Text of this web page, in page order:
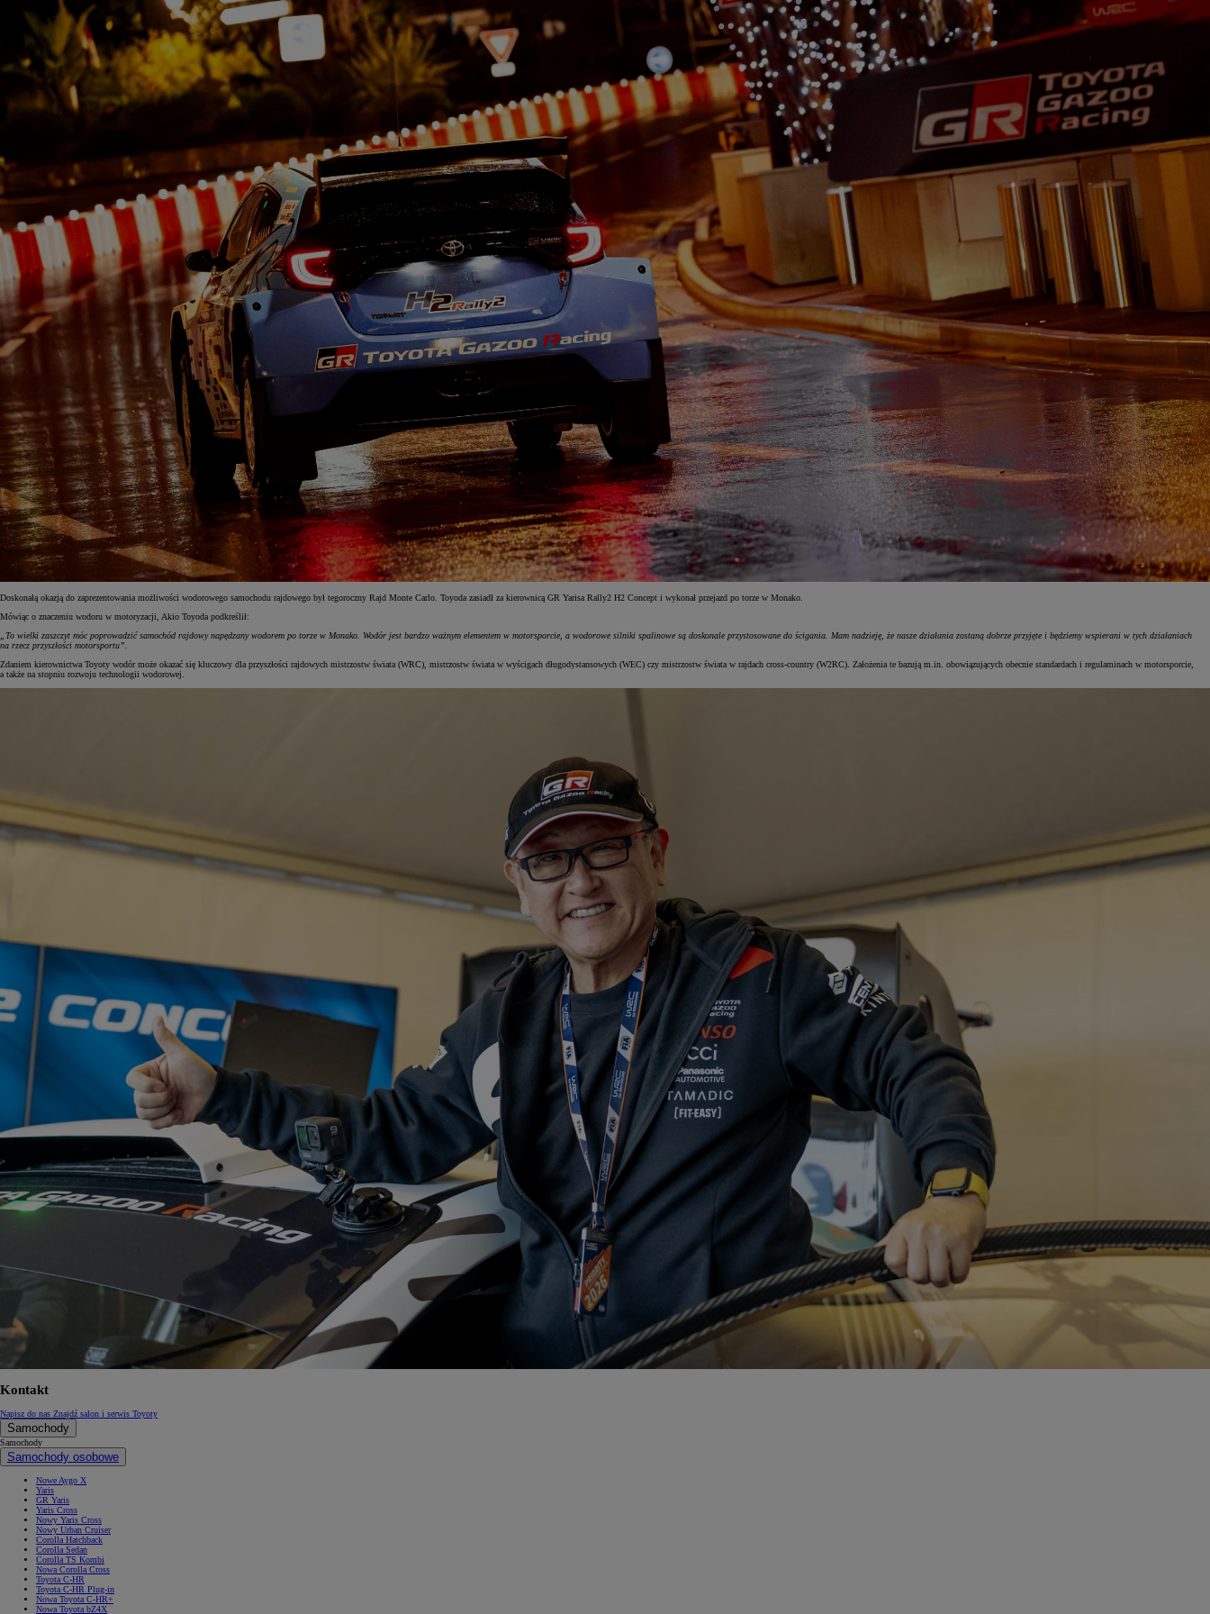
105 300 zł
Doskonałą okazją do zaprezentowania możliwości wodorowego samochodu rajdowego był tegoroczny Rajd Monte Carlo. Toyoda zasiadł za kierownicą GR Yarisa Rally2 H2 Concept i wykonał przejazd po torze w Monako.
Mówiąc o znaczeniu wodoru w motoryzacji, Akio Toyoda podkreślił:
„To wielki zaszczyt móc poprowadzić samochód rajdowy napędzany wodorem po torze w Monako. Wodór jest bardzo ważnym elementem w motorsporcie, a wodorowe silniki spalinowe są doskonale przystosowane do ścigania. Mam nadzieję, że nasze działania zostaną dobrze przyjęte i będziemy wspierani w tych działaniach
na rzecz przyszłości motorsportu”.
Zdaniem kierownictwa Toyoty wodór może okazać się kluczowy dla przyszłości rajdowych mistrzostw świata (WRC), mistrzostw świata w wyścigach długodystansowych (WEC) czy mistrzostw świata w rajdach cross-country (W2RC). Założenia te bazują m.in. obowiązujących obecnie standardach i regulaminach w motorsporcie,
a także na stopniu rozwoju technologii wodorowej.
Kontakt
Napisz do nas Znajdź salon i serwis Toyoty
Samochody
Samochody
Samochody osobowe
Nowe Aygo X
Yaris
GR Yaris
Yaris Cross
Nowy Yaris Cross
Nowy Urban Cruiser
Corolla Hatchback
Corolla Sedan
Corolla TS Kombi
Nowa Corolla Cross
Toyota C-HR
Toyota C-HR Plug-in
Nowa Toyota C-HR+
Nowa Toyota bZ4X